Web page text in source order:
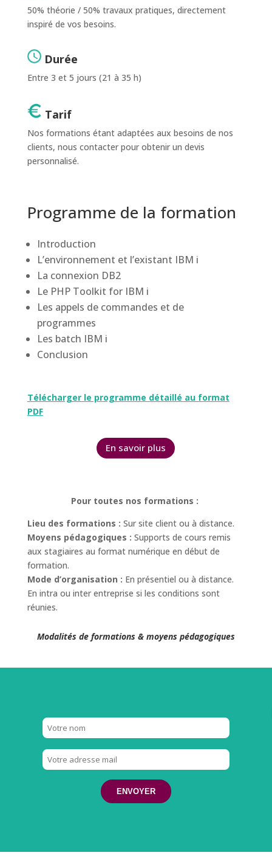
50% théorie / 50% travaux pratiques, directement
inspiré de vos besoins.
Durée
Entre 3 et 5 jours (21 à 35 h)
Tarif
Nos formations étant adaptées aux besoins de nos
clients, nous contacter pour obtenir un devis
personnalisé.
Programme de la formation
Introduction
L’environnement et l’existant IBM i
La connexion DB2
Le PHP Toolkit for IBM i
Les appels de commandes et de
programmes
Les batch IBM i
Conclusion
Télécharger le programme détaillé au format
PDF
En savoir plus
Pour toutes nos formations :
Lieu des formations : Sur site client ou à distance.
Moyens pédagogiques : Supports de cours remis
aux stagiaires au format numérique en début de
formation.
Mode d’organisation : En présentiel ou à distance.
En intra ou inter entreprise si les conditions sont
réunies.
Modalités de formations & moyens pédagogiques